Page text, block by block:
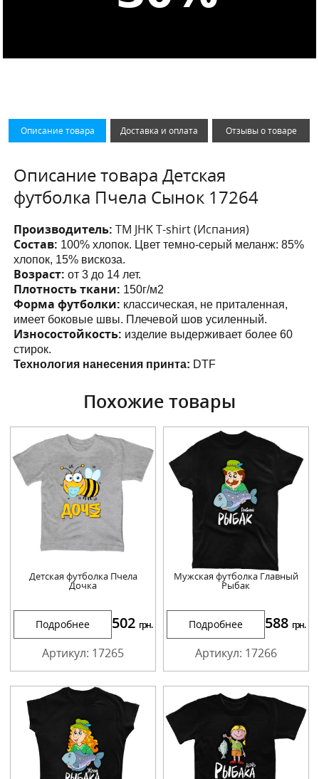
Описание товара Доставка и оплата Отзывы о товаре
Описание товара Детская
футболка Пчела Сынок 17264
Производитель:ТМ JHK T-shirt (Испания)
Состав: 100% хлопок. Цвет темно-серый меланж: 85%
хлопок, 15% вискоза.
Возраст: от 3 до 14 лет.
Плотность ткани: 150г/м2
Форма футболки: классическая, не приталенная,
имеет боковые швы. Плечевой шов усиленный.
Износостойкость: изделие выдерживает более 60
стирок.
Технология нанесения принта: DTF
Похожие товары
Детская футболка Пчела
Дочка
Подробнее 502 грн.
Артикул: 17265
Мужская футболка Главный
Рыбак
Подробнее 588 грн.
Артикул: 17266